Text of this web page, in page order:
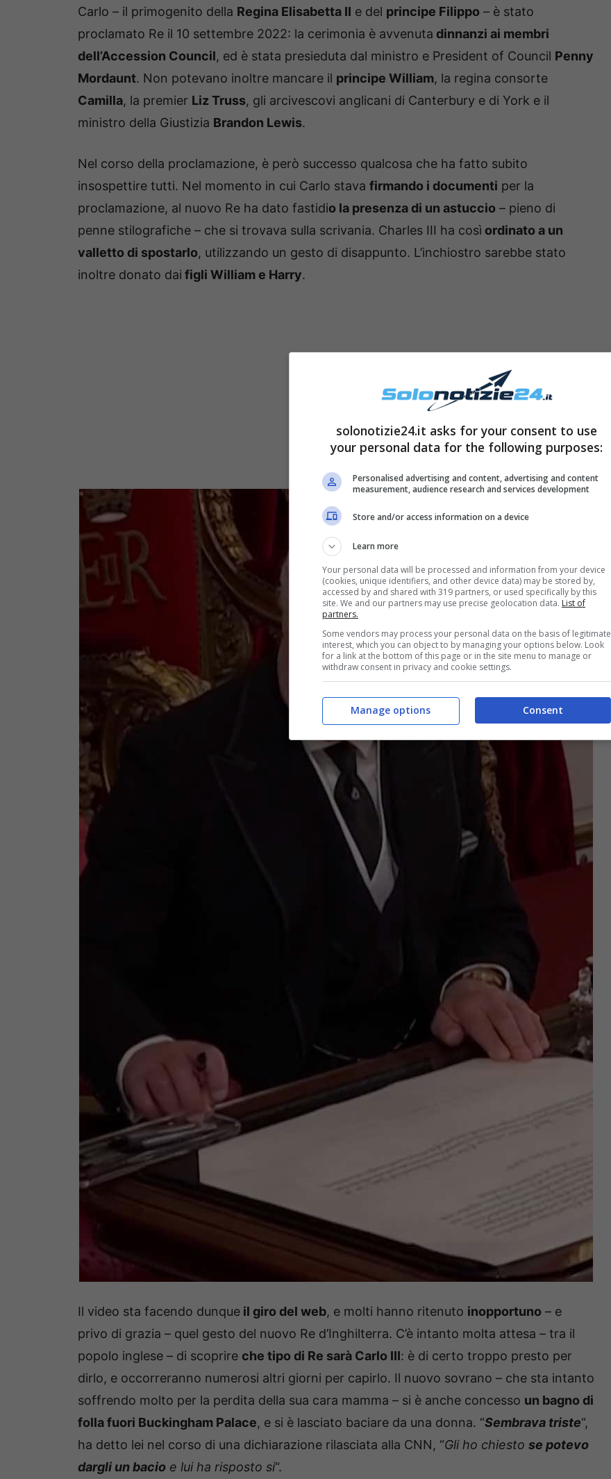
Carlo – il primogenito della Regina Elisabetta II e del principe Filippo – è stato
proclamato Re il 10 settembre 2022: la cerimonia è avvenuta dinnanzi ai membri
dell’Accession Council, ed è stata presieduta dal ministro e President of Council Penny
Mordaunt. Non potevano inoltre mancare il principe William, la regina consorte
Camilla, la premier Liz Truss, gli arcivescovi anglicani di Canterbury e di York e il
ministro della Giustizia Brandon Lewis.
Nel corso della proclamazione, è però successo qualcosa che ha fatto subito
insospettire tutti. Nel momento in cui Carlo stava firmando i documenti per la
proclamazione, al nuovo Re ha dato fastidio la presenza di un astuccio – pieno di
penne stilografiche – che si trovava sulla scrivania. Charles III ha così ordinato a un
valletto di spostarlo, utilizzando un gesto di disappunto. L’inchiostro sarebbe stato
inoltre donato dai figli William e Harry.
Il video sta facendo dunque il giro del web, e molti hanno ritenuto inopportuno – e
privo di grazia – quel gesto del nuovo Re d’Inghilterra. C’è intanto molta attesa – tra il
popolo inglese – di scoprire che tipo di Re sarà Carlo III: è di certo troppo presto per
dirlo, e occorreranno numerosi altri giorni per capirlo. Il nuovo sovrano – che sta intanto
soffrendo molto per la perdita della sua cara mamma – si è anche concesso un bagno di
folla fuori Buckingham Palace, e si è lasciato baciare da una donna. “Sembrava triste“,
ha detto lei nel corso di una dichiarazione rilasciata alla CNN, “Gli ho chiesto se potevo
dargli un bacio e lui ha risposto si“.
solonotizie24.it asks for your consent to use
your personal data for the following purposes:
Personalised advertising and content, advertising and content
measurement, audience research and services development
Store and/or access information on a device
Learn more
Your personal data will be processed and information from your device
(cookies, unique identifiers, and other device data) may be stored by,
accessed by and shared with 319 partners, or used specifically by this
site. We and our partners may use precise geolocation data. List of
partners.
Some vendors may process your personal data on the basis of legitimate
interest, which you can object to by managing your options below. Look
for a link at the bottom of this page or in the site menu to manage or
withdraw consent in privacy and cookie settings.
Consent
Manage options